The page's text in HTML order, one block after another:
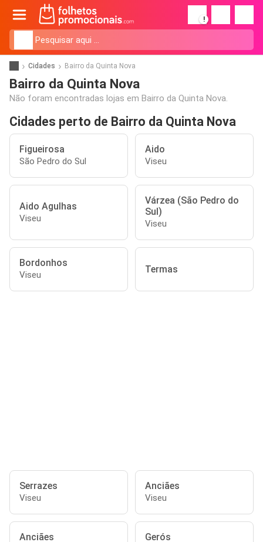
!
Cidades Bairro da Quinta Nova
Bairro da Quinta Nova
Não foram encontradas lojas em Bairro da Quinta Nova.
Cidades perto de Bairro da Quinta Nova
Figueirosa
São Pedro do Sul
Aido
Viseu
Aido Agulhas
Viseu
Várzea (São Pedro do
Sul)
Viseu
Bordonhos
Viseu Termas
Serrazes
Viseu
Anciães
Viseu
Anciães Gerós